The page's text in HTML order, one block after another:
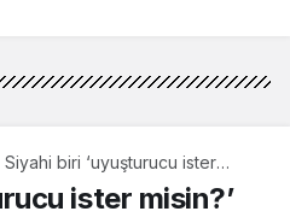
Siyahi biri ‘uyuşturucu ister
misin?’ diye sormuş
ister misin?’